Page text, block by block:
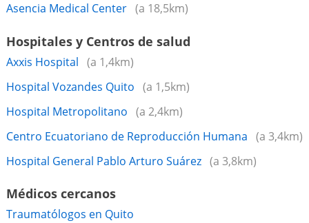
Asencia Medical Center (a 18,5km)
Hospitales y Centros de salud
Axxis Hospital (a 1,4km)
Hospital Vozandes Quito (a 1,5km)
Hospital Metropolitano (a 2,4km)
Centro Ecuatoriano de Reproducción Humana (a 3,4km)
Hospital General Pablo Arturo Suárez (a 3,8km)
Médicos cercanos
Traumatólogos en Quito